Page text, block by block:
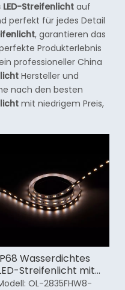
Streifenlicht auf
perfekt für jedes Detail
, garantieren das
Produkterlebnis
professioneller China
Hersteller und
nach den besten
mit niedrigem Preis,
Wasserdichtes
Streifenlicht mit
OL-2835FHW8-